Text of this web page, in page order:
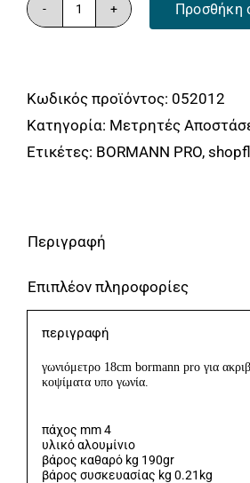
ΓΩΝΙΟΜΕΤΡΟ
ΑΛΟΥΜΙΝΙΟΥ
ΜΕ
ΠΑΤΟΥΡΑ
BHT7775
Προσθήκη
Κωδικός προϊόντος: 052012
Κατηγορία: Μετρητές
Ετικέτες: BORMANN PRO,
Περιγραφή
Επιπλέον πληροφορίες
περιγραφή
γωνιόμετρο 18cm bormann pro για
κοψίματα υπο γωνία.
πάχος mm 4
υλικό αλουμίνιο
βάρος καθαρό kg 190gr
βάρος συσκευασίας kg 0.21kg